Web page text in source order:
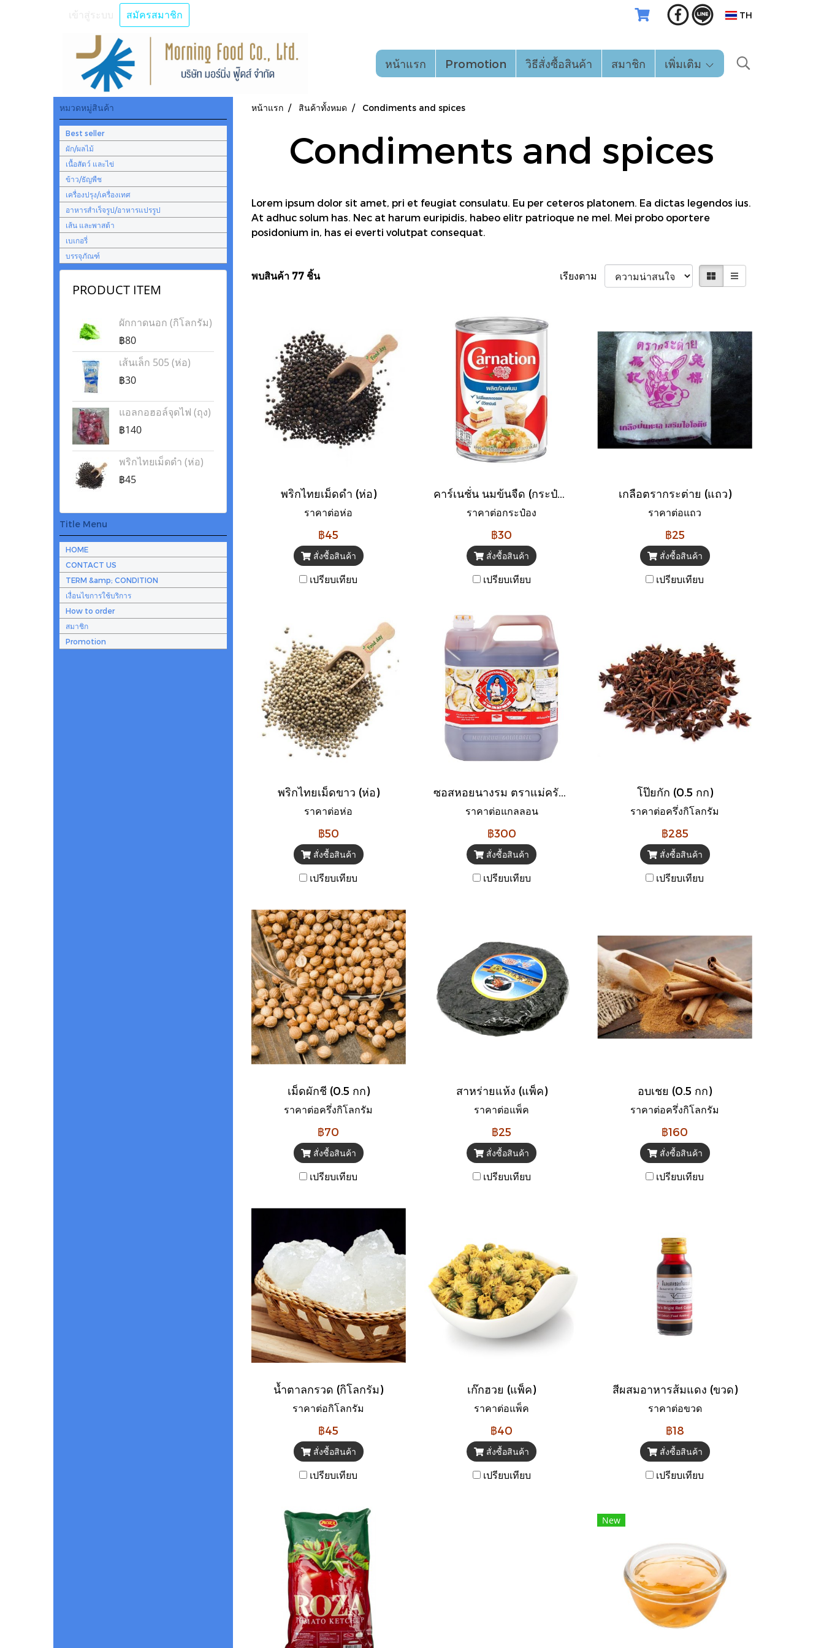
สมัครสมาชิก TH
หน้าแรก Promotion วิธีสั่งซื้อสินค้า สมาชิก เพิ่มเติม
หน้าแรก สินค้าทั้งหมด Condiments and spices
Condiments and spices
Lorem ipsum dolor sit amet, pri et feugiat consulatu. Eu per ceteros platonem. Ea dictas legendos ius.
At adhuc solum has. Nec at harum euripidis, habeo elitr patrioque ne mel. Mei probo oportere
posidonium in, has ei everti volutpat consequat.
พบสินค้า 77 ชิ้น เรียงตาม
พริกไทยเม็ดดำ (ห่อ)
ราคาต่อห่อ
฿45
สั่งซื้อสินค้า
เปรียบเทียบ
คาร์เนชั่น นมข้นจืด (กระป๋อง)
ราคาต่อกระป๋อง
฿30
สั่งซื้อสินค้า
เปรียบเทียบ
เกลือตรากระต่าย (แถว)
ราคาต่อแถว
฿25
สั่งซื้อสินค้า
เปรียบเทียบ
พริกไทยเม็ดขาว (ห่อ)
ราคาต่อห่อ
฿50
สั่งซื้อสินค้า
เปรียบเทียบ
ซอสหอยนางรม ตราแม่ครัว (แกลลอน)
ราคาต่อแกลลอน
฿300
สั่งซื้อสินค้า
เปรียบเทียบ
โป๊ยกัก (0.5 กก)
ราคาต่อครึ่งกิโลกรัม
฿285
สั่งซื้อสินค้า
เปรียบเทียบ
เม็ดผักชี (0.5 กก)
ราคาต่อครึ่งกิโลกรัม
฿70
สั่งซื้อสินค้า
เปรียบเทียบ
สาหร่ายแห้ง (แพ็ค)
ราคาต่อแพ็ค
฿25
สั่งซื้อสินค้า
เปรียบเทียบ
อบเชย (0.5 กก)
ราคาต่อครึ่งกิโลกรัม
฿160
สั่งซื้อสินค้า
เปรียบเทียบ
น้ำตาลกรวด (กิโลกรัม)
ราคาต่อกิโลกรัม
฿45
สั่งซื้อสินค้า
เปรียบเทียบ
เก๊กฮวย (แพ็ค)
ราคาต่อแพ็ค
฿40
สั่งซื้อสินค้า
เปรียบเทียบ
สีผสมอาหารส้มแดง (ขวด)
ราคาต่อขวด
฿18
สั่งซื้อสินค้า
เปรียบเทียบ
New
หมวดหมู่สินค้า
Best seller
ผัก/ผลไม้
เนื้อสัตว์ และไข่
ข้าว/ธัญพืช
เครื่องปรุง/เครื่องเทศ
อาหารสำเร็จรูป/อาหารแปรรูป
เส้น และพาสต้า
เบเกอรี่
บรรจุภัณฑ์
PRODUCT ITEM
ผักกาดนอก (กิโลกรัม)
฿80
เส้นเล็ก 505 (ห่อ)
฿30
แอลกอฮอล์จุดไฟ (ถุง)
฿140
พริกไทยเม็ดดำ (ห่อ)
฿45
Title Menu
HOME
CONTACT US
TERM &amp; CONDITION
เงื่อนไขการใช้บริการ
How to order
สมาชิก
Promotion